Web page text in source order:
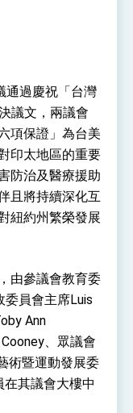
通過
對等關稅15%且不
等關稅
訪內容
》撰文指出：自由
守護繁榮
雜誌》50週年慶
」開幕式，期許數
對話」記者會 說
民主夥伴共同引
代雜誌」專訪，闡
尼半導體供應鏈合
聯邦參議員蓋耶哥
揆期勉爭取時間完
果有助臺灣取得有
等貿易協定」簽署
，整合台灣雄厚數
參與亞太經濟合作
表現，高度支持
通過慶祝「台灣
議文，兩議會
項保證」為台美
印太地區的重要
防治及醫療援助
且將持續深化互
紐約州繁榮發展
由參議會教育委
委員會主席Luis
Ann
、眾議會
術暨運動發展委
在其議會大樓中